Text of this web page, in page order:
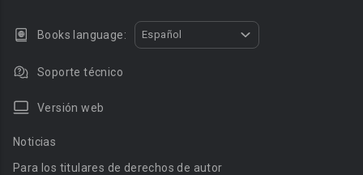
Books language: Español
Soporte técnico
Versión web
Noticias
Para los titulares de derechos de autor